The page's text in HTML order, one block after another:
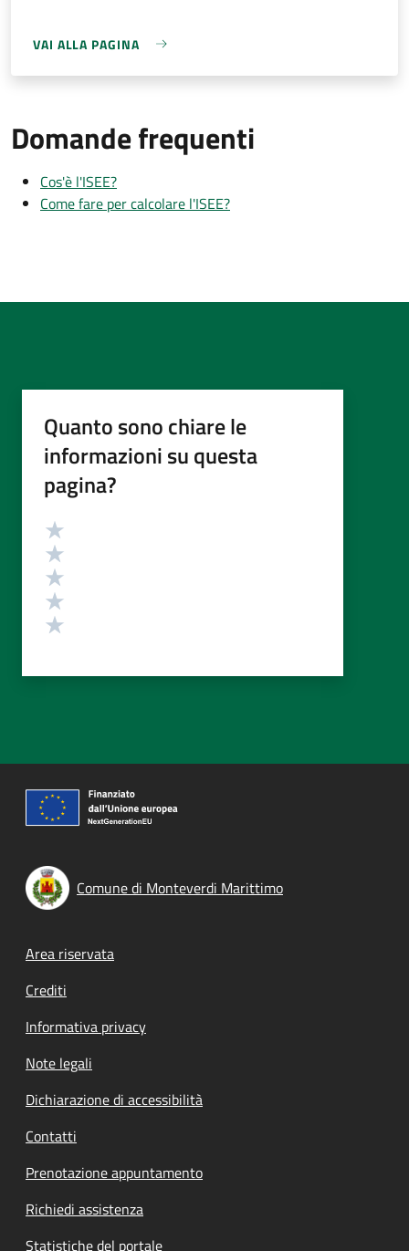
VAI ALLA PAGINA
Domande frequenti
Cos'è l'ISEE?
Come fare per calcolare l'ISEE?
Quanto sono chiare le
informazioni su questa
pagina?
Valutazione
Comune di Monteverdi Marittimo
Footer menu
Area riservata
Crediti
Informativa privacy
Note legali
Dichiarazione di accessibilità
Contatti
Prenotazione appuntamento
Richiedi assistenza
Statistiche del portale